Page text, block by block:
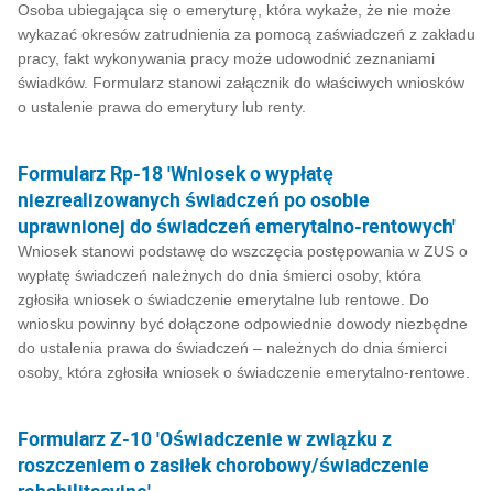
Osoba ubiegająca się o emeryturę, która wykaże, że nie może
wykazać okresów zatrudnienia za pomocą zaświadczeń z zakładu
pracy, fakt wykonywania pracy może udowodnić zeznaniami
świadków. Formularz stanowi załącznik do właściwych wniosków
o ustalenie prawa do emerytury lub renty.
Formularz Rp-18 'Wniosek o wypłatę
niezrealizowanych świadczeń po osobie
uprawnionej do świadczeń emerytalno-rentowych'
Wniosek stanowi podstawę do wszczęcia postępowania w ZUS o
wypłatę świadczeń należnych do dnia śmierci osoby, która
zgłosiła wniosek o świadczenie emerytalne lub rentowe. Do
wniosku powinny być dołączone odpowiednie dowody niezbędne
do ustalenia prawa do świadczeń – należnych do dnia śmierci
osoby, która zgłosiła wniosek o świadczenie emerytalno-rentowe.
Formularz Z-10 'Oświadczenie w związku z
roszczeniem o zasiłek chorobowy/świadczenie